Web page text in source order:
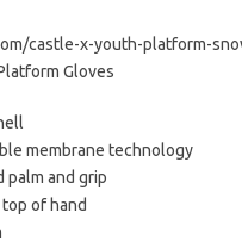
castle-x-youth-platform-
Gloves
membrane technology
and grip
of hand